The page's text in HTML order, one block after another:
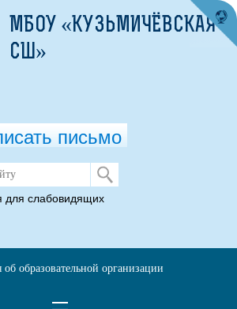
МБОУ «КУЗЬМИЧЁВСКАЯ
СШ»
письмо
для слабовидящих
об образовательной организации